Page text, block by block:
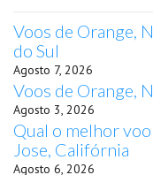
Voos de Orange,
do Sul
Agosto 7, 2026
Voos de Orange,
Agosto 3, 2026
Qual o melhor
Jose, Califórnia
Agosto 6, 2026